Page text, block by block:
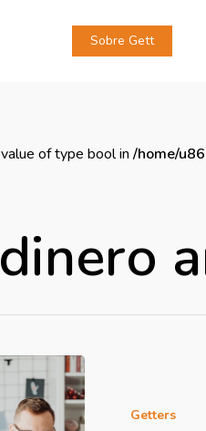
Sobre Gett
of type bool in /home/
Getters